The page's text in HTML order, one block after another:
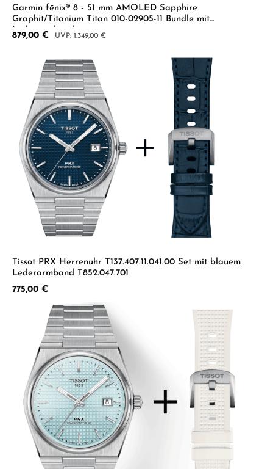
Garmin fēnix® 8 - 51 mm AMOLED Sapphire
Graphit/Titanium Titan 010-02905-11 Bundle mit
Lederarmband
Verkaufspreis:
879,00 € Regulärer Preis:
1.349,00 €
Tissot PRX Herrenuhr T137.407.11.041.00 Set mit blauem
Lederarmband T852.047.701
Regulärer Preis:
775,00 €